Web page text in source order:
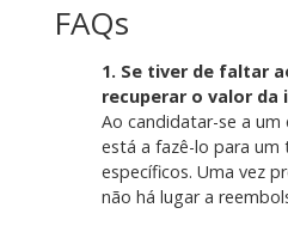
FAQs
1. Se tiver de faltar
recuperar o valor da
Ao candidatar-se a
está a fazê-lo para um
específicos. Uma vez
não há lugar a